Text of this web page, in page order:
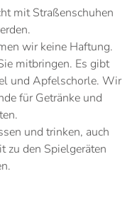
mit Straßenschuhen
wir keine Haftung.
mitbringen. Es gibt
und Apfelschorle. Wir
für Getränke und
und trinken, auch
zu den Spielgeräten